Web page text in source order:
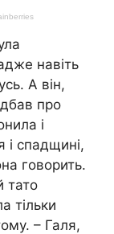
навіть
А він,
про
і
і спадщині,
говорить.
тато
тільки
– Галя,